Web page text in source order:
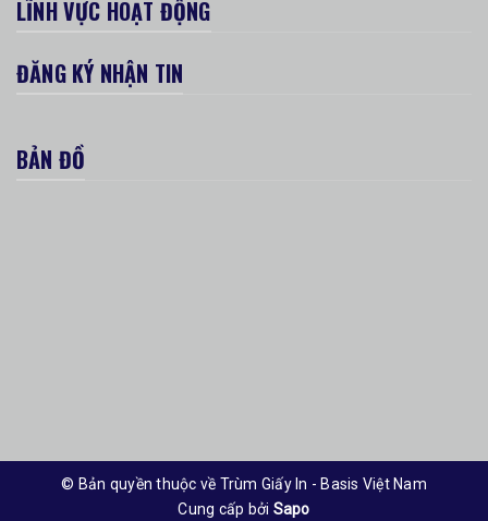
LĨNH VỰC HOẠT ĐỘNG
ĐĂNG KÝ NHẬN TIN
BẢN ĐỒ
© Bản quyền thuộc về Trùm Giấy In - Basis Việt Nam
Cung cấp bởi Sapo